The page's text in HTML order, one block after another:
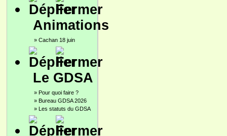
Animations
» Cachan 18 juin
Le GDSA
» Pour quoi faire ?
» Bureau GDSA 2026
» Les statuts du GDSA